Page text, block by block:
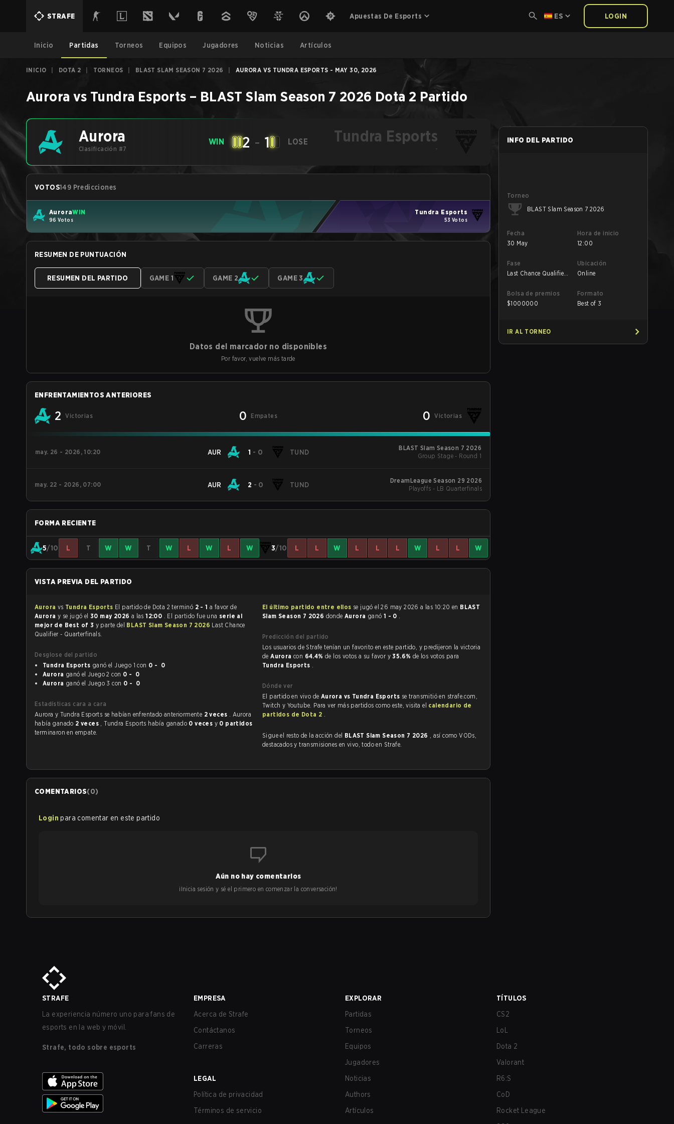
STRAFE Apuestas De Esports ES LOGIN
Inicio Partidas Torneos Equipos Jugadores Noticias Artículos
INICIO DOTA 2 TORNEOS BLAST SLAM SEASON 7 2026 AURORA VS TUNDRA ESPORTS - MAY 30, 2026
Aurora vs Tundra Esports – BLAST Slam Season 7 2026 Dota 2 Partido
Aurora
Clasificación #7
WIN 2 - 1 LOSE Tundra Esports
-
VOTOS149 Predicciones
AuroraWIN
96 Votos
Tundra Esports
53 Votos
RESUMEN DE PUNTUACIÓN
RESUMEN DEL PARTIDO GAME 1 GAME 2 GAME 3
Datos del marcador no disponibles
Por favor, vuelve más tarde
ENFRENTAMIENTOS ANTERIORES
2 Victorias 0 Empates 0 Victorias
may. 26 - 2026, 10:20 AUR 1 - 0 TUND
BLAST Slam Season 7 2026
Group Stage - Round 1
may. 22 - 2026, 07:00 AUR 2 - 0 TUND
DreamLeague Season 29 2026
Playoffs - LB Quarterfinals
FORMA RECIENTE
5/10 L T W W T W L W L W 3/10 L L W L L L W L L W
VISTA PREVIA DEL PARTIDO
Aurora vs Tundra Esports El partido de Dota 2 terminó 2 - 1 a favor de
Aurora y se jugó el 30 may 2026 a las12:00 . El partido fue una serie al
mejor de Best of 3 y parte del BLAST Slam Season 7 2026 Last Chance
Qualifier - Quarterfinals.
Desglose del partido
Tundra Esports
ganó el Juego 1 con
0 - 0
Aurora
ganó el Juego 2 con
0 - 0
Aurora
ganó el Juego 3 con 0 - 0
Estadísticas cara a cara
Aurora y Tundra Esports se habían enfrentado anteriormente 2 veces . Aurora
había ganado 2 veces , Tundra Esports había ganado 0 veces y 0 partidos
terminaron en empate.
El último partido entre ellos se jugó el 26 may 2026 a las 10:20 en BLAST
Slam Season 7 2026 donde Aurora ganó 1 - 0 .
Predicción del partido
Los usuarios de Strafe tenían un favorito en este partido, y predijeron la victoria
deAurora con 64.4% de los votos a su favor y35.6% de los votos para
Tundra Esports .
Dónde ver
El partido en vivo de Aurora vs Tundra Esports se transmitió en strafe.com,
Twitch y Youtube. Para ver más partidos como este, visita el calendario de
partidos de Dota 2 .
Sigue el resto de la acción del BLAST Slam Season 7 2026 , así como VODs,
destacados y transmisiones en vivo, todo en Strafe.
COMENTARIOS(0)
Login para comentar en este partido
Aún no hay comentarios
¡Inicia sesión y sé el primero en comenzar la conversación!
INFO DEL PARTIDO
Torneo
BLAST Slam Season 7 2026
Fecha
30 May
Hora de inicio
12:00
Fase
Last Chance Qualifier
Ubicación
Online
Bolsa de premios
$1000000
Formato
Best of 3
IR AL TORNEO
STRAFE
La experiencia número uno para fans de
esports en la web y móvil.
Strafe, todo sobre esports
EMPRESA
Acerca de Strafe
Contáctanos
Carreras
LEGAL
Política de privacidad
Términos de servicio
EXPLORAR
Partidas
Torneos
Equipos
Jugadores
Noticias
Authors
Artículos
TÍTULOS
CS2
LoL
Dota 2
Valorant
R6:S
CoD
Rocket League